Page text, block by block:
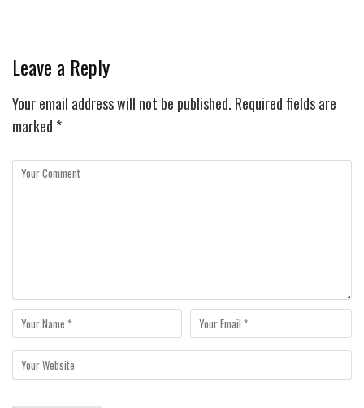
Leave a Reply
Your email address will not be published. Required fields are
marked *